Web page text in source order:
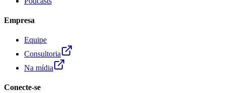
Empresa
Equipe
Consultoria
Na mídia
Conecte-se